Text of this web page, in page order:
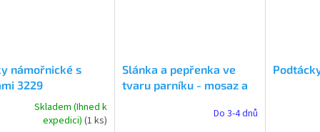
námořnické s
3229
Skladem (Ihned k
expedici) (1 ks)
Slánka a pepřenka ve
tvaru parníku - mosaz a
Do 3-4 dnů